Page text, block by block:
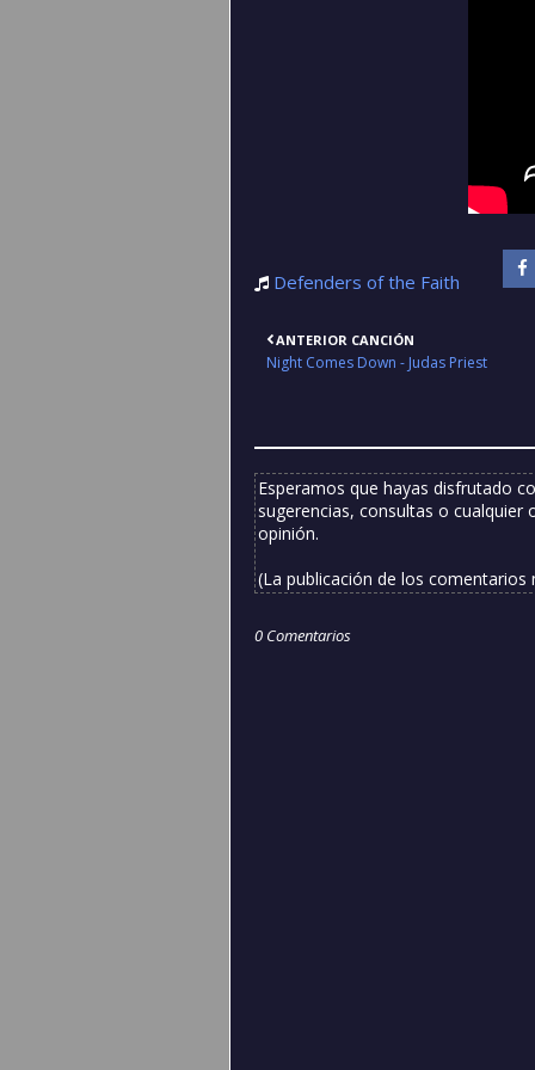
Defenders of the Faith
ANTERIOR CANCIÓN
Night Comes Down - Judas Priest
Esperamos que hayas disfrutado
sugerencias, consultas o
opinión.
(La publicación de los
0 Comentarios